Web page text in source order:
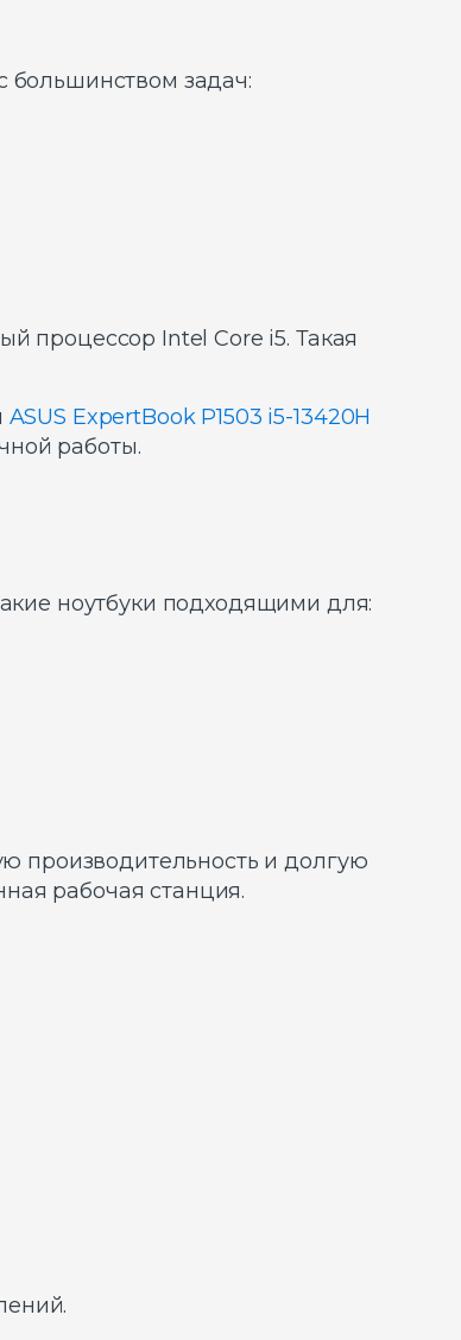
большинством задач:
процессор Intel Core i5. Такая
ASUS ExpertBook P1503 i5-13420H
работы.
ноутбуки подходящими для:
производительность и долгую
рабочая станция.